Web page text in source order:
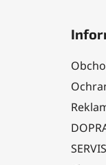
SERVIS